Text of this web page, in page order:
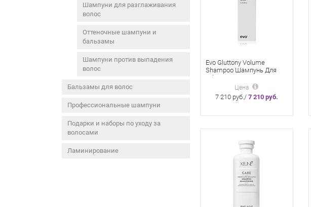
Шампуни для разглаживания
волос
Оттеночные шампуни и
бальзамы
Шампуни против выпадения
волос
Бальзамы для волос
Профессиональные шампуни
Подарки и наборы по уходу за
волосами
Ламинирование
Evo Gluttony Volume
Shampoo Шампунь Для
Объема 1000 Мл
Цена
7 210 руб./ 7 210 руб.